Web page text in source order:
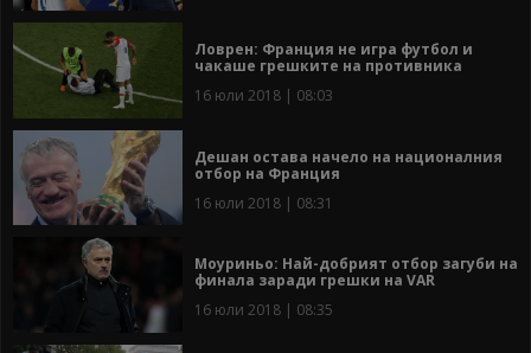
Ловрен: Франция не игра футбол и
чакаше грешките на противника
16 юли 2018 | 08:03
Дешан остава начело на националния
отбор на Франция
16 юли 2018 | 08:31
Моуриньо: Най-добрият отбор загуби на
финала заради грешки на VAR
16 юли 2018 | 08:35